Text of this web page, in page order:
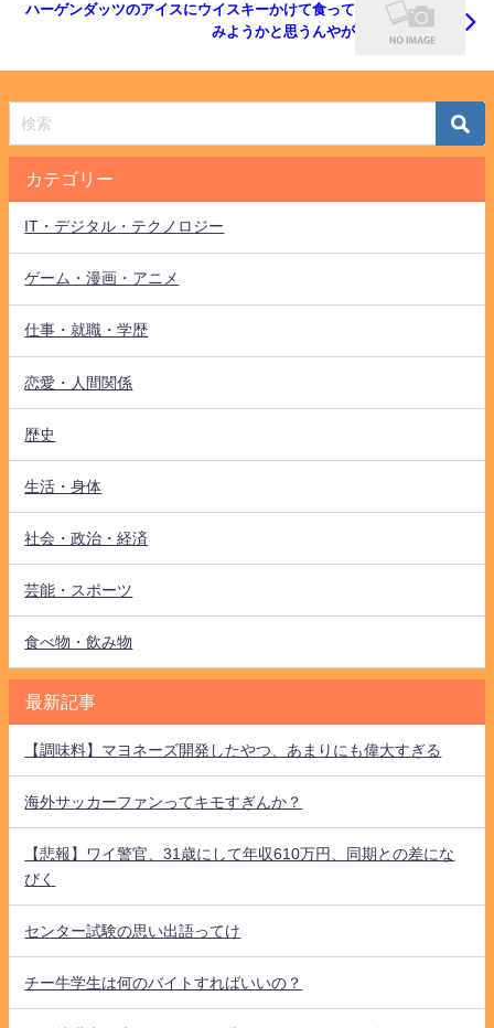
ハーゲンダッツのアイスにウイスキーかけて食って
みようかと思うんやが
カテゴリー
IT・デジタル・テクノロジー
ゲーム・漫画・アニメ
仕事・就職・学歴
恋愛・人間関係
歴史
生活・身体
社会・政治・経済
芸能・スポーツ
食べ物・飲み物
最新記事
【調味料】マヨネーズ開発したやつ、あまりにも偉大すぎる
海外サッカーファンってキモすぎんか？
【悲報】ワイ警官、31歳にして年収610万円、同期との差にな
びく
センター試験の思い出語ってけ
チー牛学生は何のバイトすればいいの？